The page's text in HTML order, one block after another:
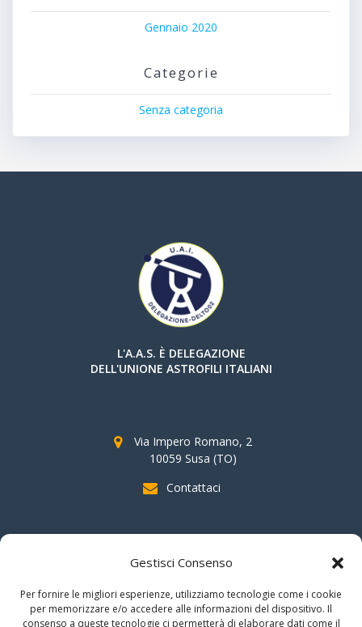
Gestisci Consenso
Per fornire le migliori esperienze, utilizziamo tecnologie come i cookie
per memorizzare e/o accedere alle informazioni del dispositivo. Il
consenso a queste tecnologie ci permetterà di elaborare dati come il
Gennaio 2020
Categorie
Senza categoria
L'A.A.S. È DELEGAZIONE
DELL'UNIONE ASTROFILI ITALIANI
Via Impero Romano, 2
10059 Susa (TO)
Contattaci
SOSTIENI AAS
indicando il
C.F. 96020930010
nella dichiarazione dei redditi e
firmando per la destinazione del"cinque per mille".